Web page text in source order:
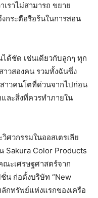
เราไม่สามารถ ขยาย
กระตือรือร้นในการสอน
ด้ชัด เช่นเดียวกับลูกๆ ทุก
วสองคน รวมทั้งฉันซึ่ง
าวคนโตที่ด่วนจากไปก่อน
ละสิ่งที่ควรทำภายใน
วกรรมในออสเตรเลีย
Sakura Color Products
ะเศรษฐศาสตร์จาก
น ก่อตั้งบริษัท “New
กทรัพย์แห่งแรกของเครือ